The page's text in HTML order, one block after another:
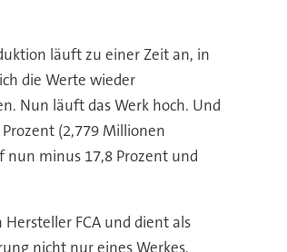
läuft zu einer Zeit an, in
die Werte wieder
Nun läuft das Werk hoch. Und
(2,779 Millionen
nun minus 17,8 Prozent und
FCA und dient als
nicht nur eines Werkes,